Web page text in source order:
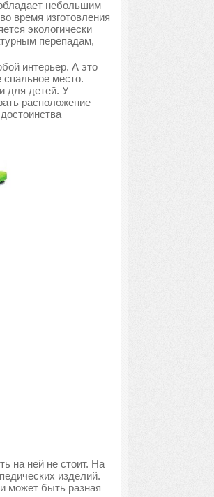
небольшим
время изготовления
экологически
перепадам,
интерьер. А это
спальное место.
для детей. У
расположение
на ней не стоит. На
изделий.
может быть разная